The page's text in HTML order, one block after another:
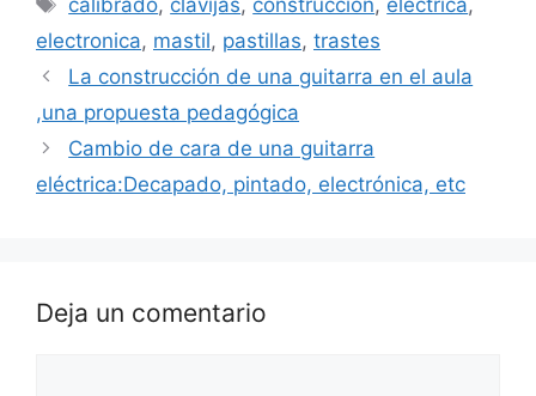
electronica, mastil, pastillas, trastes
La construcción de una guitarra en el aula
,una propuesta pedagógica
Cambio de cara de una guitarra
eléctrica:Decapado, pintado, electrónica, etc
Deja un comentario